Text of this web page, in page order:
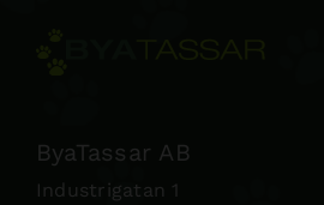
ByaTassar AB
Industrigatan 1